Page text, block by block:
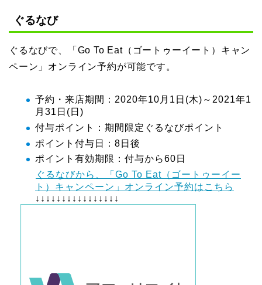
ぐるなび
ぐるなびで、「Go To Eat（ゴートゥーイート）キャン
ペーン」オンライン予約が可能です。
予約・来店期間：2020年10月1日(木)～2021年1
月31日(日)
付与ポイント：期間限定ぐるなびポイント
ポイント付与日：8日後
ポイント有効期限：付与から60日
ぐるなびから、「Go To Eat（ゴートゥーイー
ト）キャンペーン」オンライン予約はこちら
↓↓↓↓↓↓↓↓↓↓↓↓↓↓↓↓